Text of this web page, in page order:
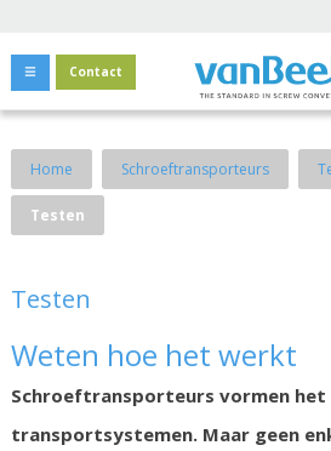
Contact
Home Schroeftransporteurs
Testen
Testen
Weten hoe het werkt
Schroeftransporteurs vormen
transportsystemen. Maar geen